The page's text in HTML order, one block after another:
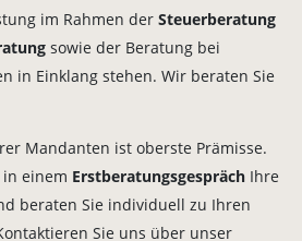
im Rahmen der Steuerberatung
sowie der Beratung bei
in Einklang stehen. Wir beraten Sie
Mandanten ist oberste Prämisse.
einem Erstberatungsgespräch Ihre
beraten Sie individuell zu Ihren
Sie uns über unser